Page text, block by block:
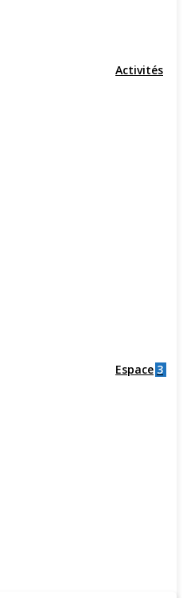
Activités
Espace 3